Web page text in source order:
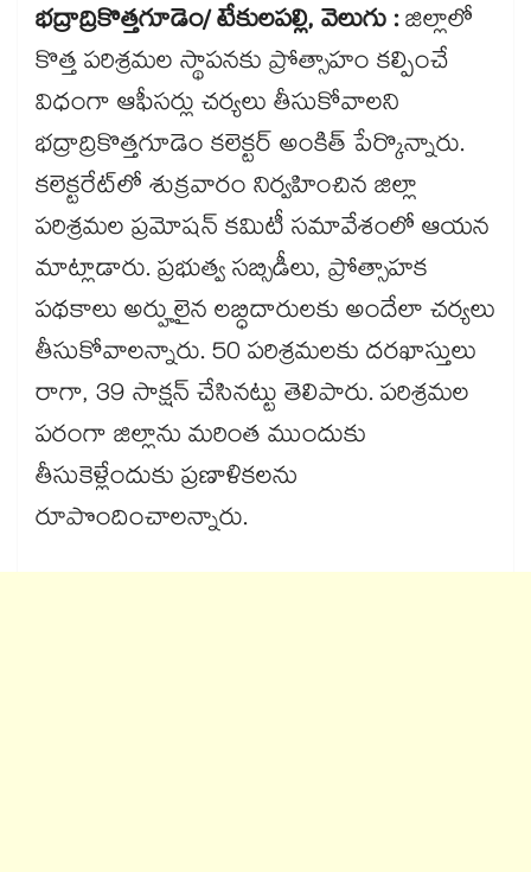
భద్రాద్రికొత్తగూడెం/ టేకులపల్లి, వెలుగు :జిల్లాలో
కొత్త పరిశ్రమల స్థాపనకు ప్రోత్సాహం కల్పించే
విధంగా ఆఫీసర్లు చర్యలు తీసుకోవాలని
భద్రాద్రికొత్తగూడెం కలెక్టర్​ అంకిత్​ పేర్కొన్నారు.
కలెక్టరేట్​లో శుక్రవారం నిర్వహించిన జిల్లా
పరిశ్రమల ప్రమోషన్​ కమిటీ సమావేశంలో ఆయన
మాట్లాడారు. ప్రభుత్వ సబ్సిడీలు, ప్రోత్సాహక
పథకాలు అర్హులైన లబ్ధిదారులకు అందేలా చర్యలు
తీసుకోవాలన్నారు. 50 పరిశ్రమలకు దరఖాస్తులు
రాగా, 39 సాక్షన్​ చేసినట్టు తెలిపారు. పరిశ్రమల
పరంగా జిల్లాను మరింత ముందుకు
తీసుకెళ్లేందుకు ప్రణాళికలను
రూపొందించాలన్నారు.